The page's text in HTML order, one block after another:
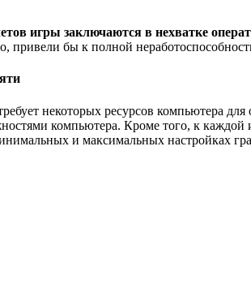
игры заключаются в нехватке
привели бы к полной
некоторых ресурсов компьютера
компьютера. Кроме того, к
и максимальных настройках